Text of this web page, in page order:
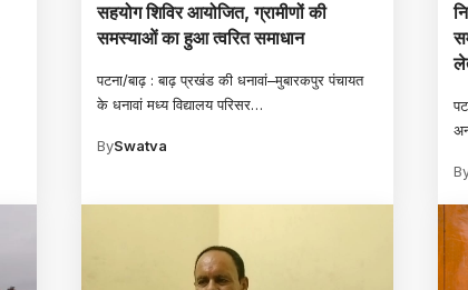
सहयोग शिविर आयोजित, ग्रामीणों की
समस्याओं का हुआ त्वरित समाधान
पटना/बाढ़ : बाढ़ प्रखंड की धनावां–मुबारकपुर पंचायत
के धनावां मध्य विद्यालय परिसर…
BySwatva